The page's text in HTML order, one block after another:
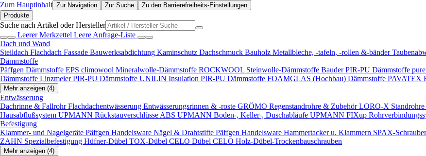
Zum Hauptinhalt Zur Navigation Zur Suche
Zu den Barrierefreiheits-Einstellungen
Produkte
Suche nach Artikel oder Hersteller
Leerer Merkzettel Leere Anfrage-Liste
Dach und Wand
Steildach Flachdach Fassade Bauwerksabdichtung Kaminschutz Dachschmuck Bauholz Metallbleche, -tafeln, -rollen &-bänder
Dämmstoffe
Päffgen Dämmstoffe EPS climowool Mineralwolle-Dämmstoffe ROCKWOOL Steinwolle-Dämmstoffe Bauder PIR-PU Dämmstoffe
Dämmstoffe Linzmeier PIR-PU Dämmstoffe UNILIN Insulation PIR-PU Dämmstoffe FOAMGLAS (Hochbau) Dämmstoffe PAVATEX
Mehr anzeigen (4)
Entwässerung
Dachrinne & FallrohrFlachdachentwässerung Entwässerungsrinnen & -roste GRÖMO Regenstandrohre & ZubehörLORO-X Standrohre
Hausabflußsystem UPMANN Rückstauverschlüsse ABS UPMANN Boden-, Keller-, Duschabläufe UPMANN FIXup
Befestigung
Klammer- und Nagelgeräte Päffgen Handelsware Nägel & Drahtstifte Päffgen Handelsware Hammertacker u. Klammern SPAX-
ZAHN Spezialbefestigung Hüfner-Dübel TOX-Dübel CELO Dübel CELO Holz-Dübel-Trockenbauschrauben
Mehr anzeigen (4)